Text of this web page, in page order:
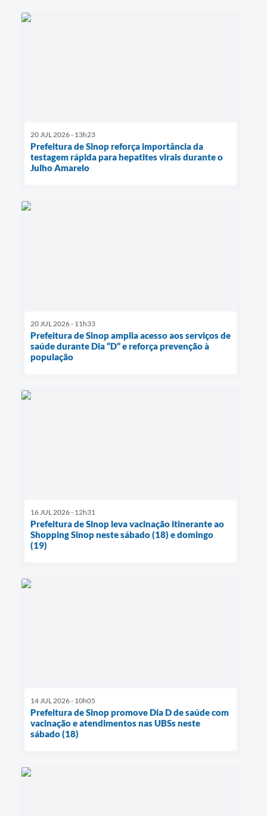
20 JUL 2026 - 13h23
Prefeitura de Sinop reforça importância da
testagem rápida para hepatites virais durante o
Julho Amarelo
20 JUL 2026 - 11h33
Prefeitura de Sinop amplia acesso aos serviços de
saúde durante Dia “D” e reforça prevenção à
população
16 JUL 2026 - 12h31
Prefeitura de Sinop leva vacinação itinerante ao
Shopping Sinop neste sábado (18) e domingo
(19)
14 JUL 2026 - 10h05
Prefeitura de Sinop promove Dia D de saúde com
vacinação e atendimentos nas UBSs neste
sábado (18)